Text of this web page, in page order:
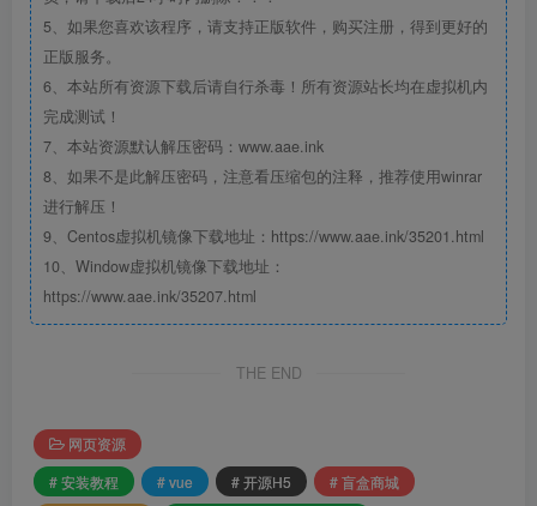
5、如果您喜欢该程序，请支持正版软件，购买注册，得到更好的
正版服务。
6、本站所有资源下载后请自行杀毒！所有资源站长均在虚拟机内
完成测试！
7、本站资源默认解压密码：www.aae.ink
8、如果不是此解压密码，注意看压缩包的注释，推荐使用winrar
进行解压！
9、Centos虚拟机镜像下载地址：https://www.aae.ink/35201.html
10、Window虚拟机镜像下载地址：
https://www.aae.ink/35207.html
THE END
网页资源
# 安装教程
# vue # 开源H5
# 盲盒商城